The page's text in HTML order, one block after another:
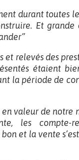
durant toutes
Et
et relevés des
étaient
la période de
valeur de notre
les compte-
et la vente